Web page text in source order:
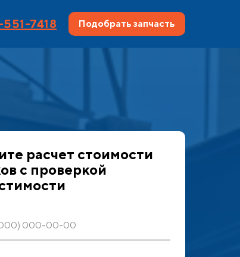
7418 Подобрать запчаcть
расчет стоимости
с проверкой